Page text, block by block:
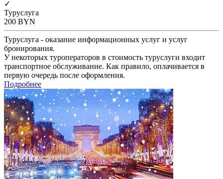
✓
Туруслуга
200 BYN
Туруслуга - оказание информационных услуг и услуг
бронирования.
У некоторых туроператоров в стоимость туруслуги входит
транспортное обслуживание. Как правило, оплачивается в
первую очередь после оформления.
Подробнее